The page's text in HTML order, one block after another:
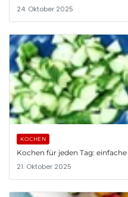
24. Oktober 2025
KOCHEN
Kochen für jeden Tag:
21. Oktober 2025